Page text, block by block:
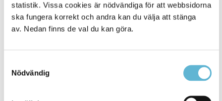
statistik. Vissa cookies är nödvändiga för att webbsidorna
ska fungera korrekt och andra kan du välja att stänga
av. Nedan finns de val du kan göra.
Nödvändig